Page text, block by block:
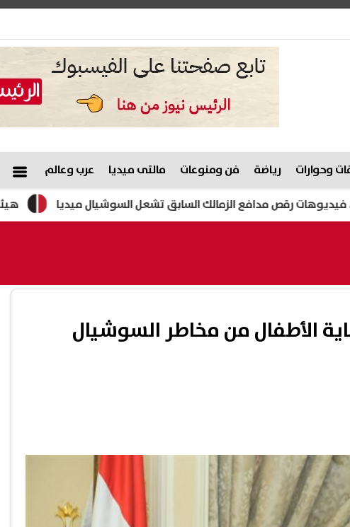
وحوارات رياضة فن ومنوعات مالتى ميديا عرب وعالم
هيثم حسن على مدافع الزمالك السابق تشعل السوشيال ميديا
الأطفال من مخاطر السوشيال